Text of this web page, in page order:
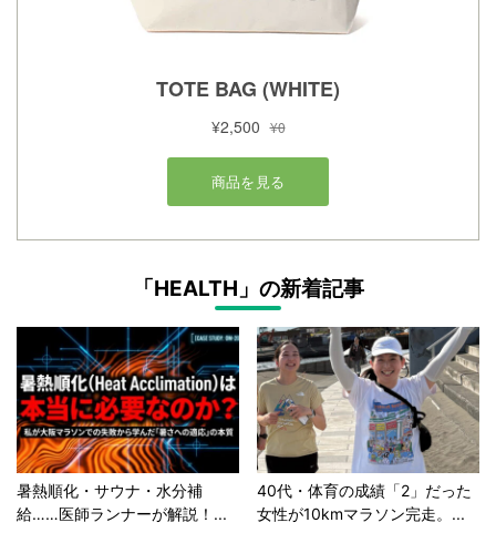
「HEALTH」の新着記事
暑熱順化・サウナ・水分補
給……医師ランナーが解説！...
40代・体育の成績「2」だった
女性が10kmマラソン完走。...